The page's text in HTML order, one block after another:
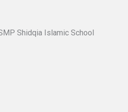
Shidqia Islamic School